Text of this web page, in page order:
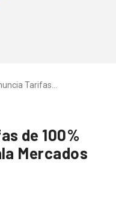
Tarifas…
de 100%
Mercados